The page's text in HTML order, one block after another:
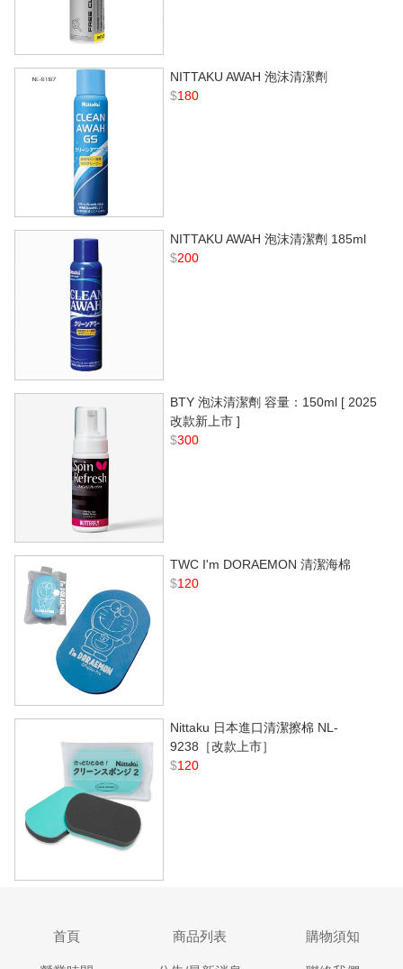
NITTAKU AWAH 泡沫清潔劑
$180
NITTAKU AWAH 泡沫清潔劑 185ml
$200
BTY 泡沫清潔劑 容量：150ml [ 2025
改款新上市 ]
$300
TWC I'm DORAEMON 清潔海棉
$120
Nittaku 日本進口清潔擦棉 NL-
9238［改款上市］
$120
首頁 商品列表 購物須知